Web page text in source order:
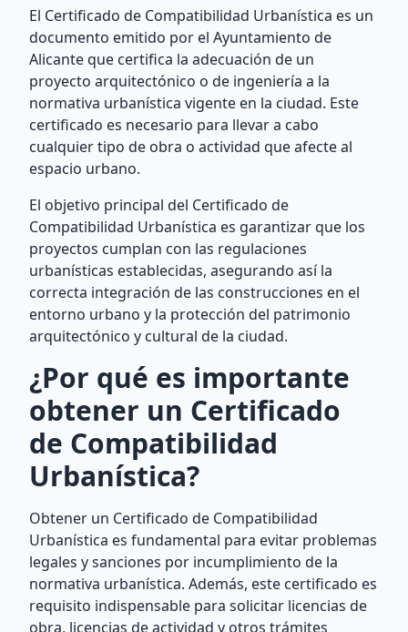
El Certificado de Compatibilidad Urbanística es un
documento emitido por el Ayuntamiento de
Alicante que certifica la adecuación de un
proyecto arquitectónico o de ingeniería a la
normativa urbanística vigente en la ciudad. Este
certificado es necesario para llevar a cabo
cualquier tipo de obra o actividad que afecte al
espacio urbano.
El objetivo principal del Certificado de
Compatibilidad Urbanística es garantizar que los
proyectos cumplan con las regulaciones
urbanísticas establecidas, asegurando así la
correcta integración de las construcciones en el
entorno urbano y la protección del patrimonio
arquitectónico y cultural de la ciudad.
¿Por qué es importante
obtener un Certificado
de Compatibilidad
Urbanística?
Obtener un Certificado de Compatibilidad
Urbanística es fundamental para evitar problemas
legales y sanciones por incumplimiento de la
normativa urbanística. Además, este certificado es
requisito indispensable para solicitar licencias de
obra, licencias de actividad y otros trámites